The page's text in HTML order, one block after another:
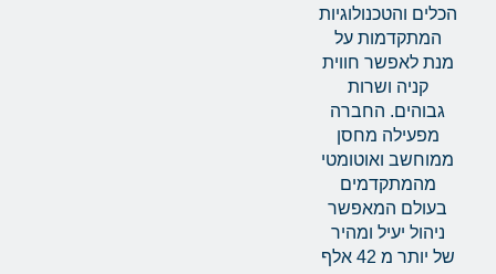
הכלים והטכנולוגיות
המתקדמות על
מנת לאפשר חווית
קניה ושרות
גבוהים. החברה
מפעילה מחסן
ממוחשב ואוטומטי
מהמתקדמים
בעולם המאפשר
ניהול יעיל ומהיר
של יותר מ 42 אלף